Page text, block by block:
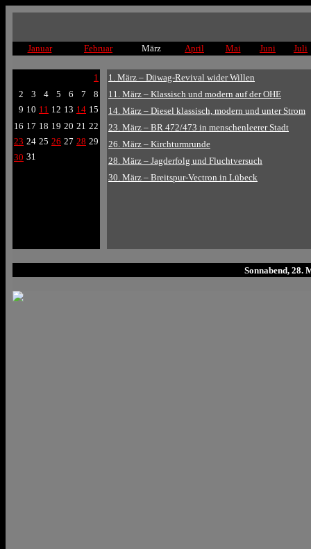
Januar Februar März April Mai Juni Juli
1
2
3 4 5 6 7
8
9 10 11 12 13 14 15
16 17 18 19 20 21 22
23 24 25 26 27 28 29
30 31
1. März – Düwag-Revival wider Willen
11. März – Klassisch und modern auf der OHE
14. März – Diesel klassisch, modern und unter Strom
23. März – BR 472/473 in menschenleerer Stadt
26. März – Kirchturmrunde
28. März – Jagderfolg und Fluchtversuch
30. März – Breitspur-Vectron in Lübeck
Sonnabend, 28.